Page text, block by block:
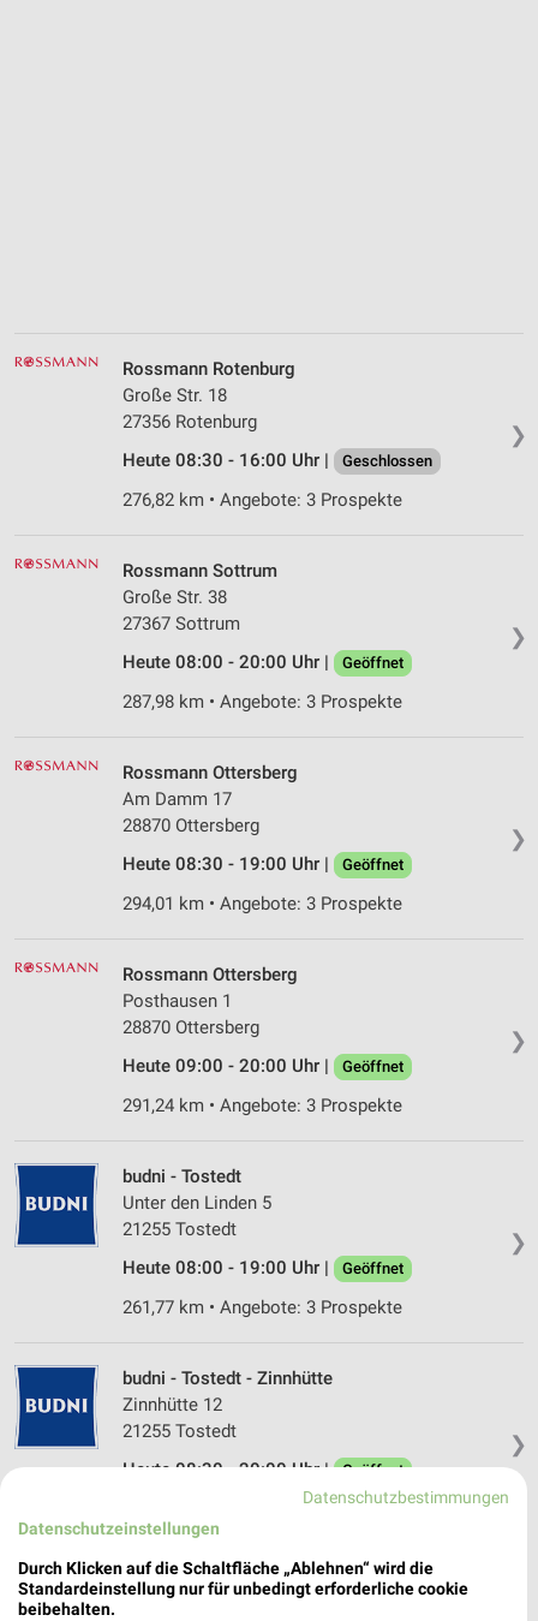
❯
Rossmann Rotenburg
Große Str. 18
27356 Rotenburg
Heute 08:30 - 16:00 Uhr |
Geschlossen
276,82 km • Angebote: 3 Prospekte
❯
Rossmann Sottrum
Große Str. 38
27367 Sottrum
Heute 08:00 - 20:00 Uhr |
Geöffnet
287,98 km • Angebote: 3 Prospekte
❯
Rossmann Ottersberg
Am Damm 17
28870 Ottersberg
Heute 08:30 - 19:00 Uhr |
Geöffnet
294,01 km • Angebote: 3 Prospekte
❯
Rossmann Ottersberg
Posthausen 1
28870 Ottersberg
Heute 09:00 - 20:00 Uhr |
Geöffnet
291,24 km • Angebote: 3 Prospekte
❯
budni - Tostedt
Unter den Linden 5
21255 Tostedt
Heute 08:00 - 19:00 Uhr |
Geöffnet
261,77 km • Angebote: 3 Prospekte
❯
budni - Tostedt - Zinnhütte
Zinnhütte 12
21255 Tostedt
Heute 08:30 - 20:00 Uhr | Geöffnet
260,19 km • Angebote: 3 Prospekte
budni - Harsefeld
Datenschutzbestimmungen
Datenschutzeinstellungen
Durch Klicken auf die Schaltfläche „Ablehnen“ wird die
Standardeinstellung nur für unbedingt erforderliche cookie
beibehalten.